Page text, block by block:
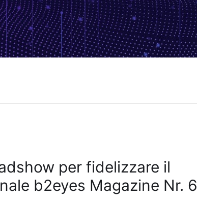
per fidelizzare il
b2eyes Magazine Nr. 6